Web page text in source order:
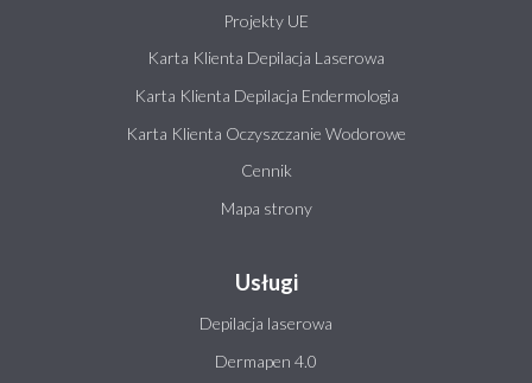
Projekty UE
Karta Klienta Depilacja Laserowa
Karta Klienta Depilacja Endermologia
Karta Klienta Oczyszczanie Wodorowe
Cennik
Mapa strony
Usługi
Depilacja laserowa
Dermapen 4.0